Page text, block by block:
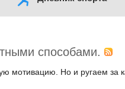
способами.
мотивацию. Но и ругаем за